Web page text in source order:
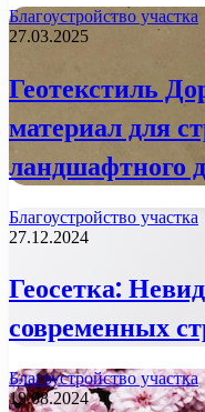
Благоустройство участка
27.03.2025
Геотекстиль
материал для
ландшафтного
Благоустройство участка
27.12.2024
Геосетка:
современных
Благоустройство участка
19.08.2024